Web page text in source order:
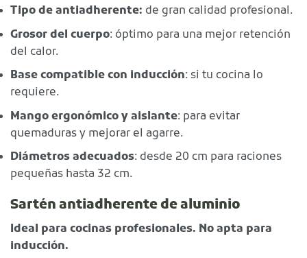
Tipo de antiadherente: de gran calidad profesional.
Grosor del cuerpo: óptimo para una mejor retención
del calor.
Base compatible con inducción: si tu cocina lo
requiere.
Mango ergonómico y aislante: para evitar
quemaduras y mejorar el agarre.
Diámetros adecuados: desde 20 cm para raciones
pequeñas hasta 32 cm.
Sartén antiadherente de aluminio
Ideal para cocinas profesionales. No apta para
inducción.